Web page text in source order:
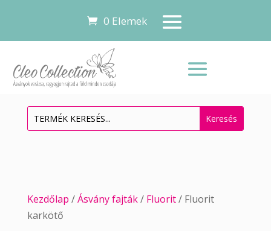
0 Elemek
Kezdőlap /Ásvány fajták/ Fluorit/ Fluorit
karkötő